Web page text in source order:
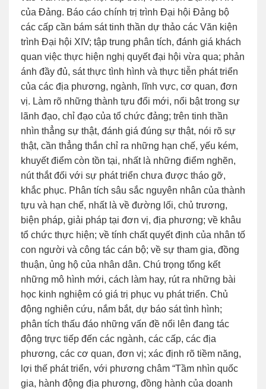
của Đảng. Báo cáo chính trị trình Đại hội Đảng bộ
các cấp cần bám sát tinh thần dự thảo các Văn kiện
trình Đại hội XIV; tập trung phân tích, đánh giá khách
quan việc thực hiện nghị quyết đại hội vừa qua; phản
ánh đầy đủ, sát thực tình hình và thực tiễn phát triển
của các địa phương, ngành, lĩnh vực, cơ quan, đơn
vị. Làm rõ những thành tựu đổi mới, nổi bật trong sự
lãnh đạo, chỉ đạo của tổ chức đảng; trên tinh thần
nhìn thẳng sự thật, đánh giá đúng sự thật, nói rõ sự
thật, cần thẳng thắn chỉ ra những hạn chế, yếu kém,
khuyết điểm còn tồn tại, nhất là những điểm nghẽn,
nút thắt đối với sự phát triển chưa được tháo gỡ,
khắc phục. Phân tích sâu sắc nguyên nhân của thành
tựu và hạn chế, nhất là về đường lối, chủ trương,
biện pháp, giải pháp tại đơn vị, địa phương; về khâu
tổ chức thực hiện; về tính chất quyết định của nhân tố
con người và công tác cán bộ; về sự tham gia, đồng
thuận, ủng hộ của nhân dân. Chú trọng tổng kết
những mô hình mới, cách làm hay, rút ra những bài
học kinh nghiệm có giá trị phục vụ phát triển. Chủ
động nghiên cứu, nắm bắt, dự báo sát tình hình;
phân tích thấu đáo những vấn đề nổi lên đang tác
động trực tiếp đến các ngành, các cấp, các địa
phương, các cơ quan, đơn vị; xác định rõ tiềm năng,
lợi thế phát triển, với phương châm “Tầm nhìn quốc
gia, hành động địa phương, đồng hành của doanh